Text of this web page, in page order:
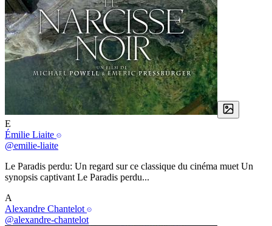
E
Émilie Liaite
@emilie-liaite
Le Paradis perdu: Un regard sur ce classique du cinéma muet Un
synopsis captivant Le Paradis perdu...
A
Alexandre Chantelot
@alexandre-chantelot